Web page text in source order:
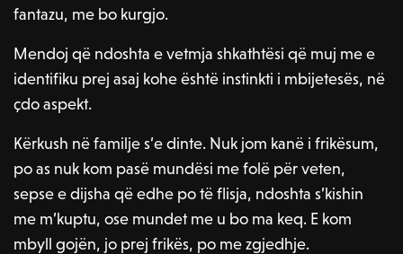
fantazu, me bo kurgjo.
Mendoj që ndoshta e vetmja shkathtësi që muj me e
identifiku prej asaj kohe është instinkti i mbijetesës, në
çdo aspekt.
Kërkush në familje s’e dinte. Nuk jom kanë i frikësum,
po as nuk kom pasë mundësi me folë për veten,
sepse e dijsha që edhe po të flisja, ndoshta s’kishin
me m’kuptu, ose mundet me u bo ma keq. E kom
mbyll gojën, jo prej frikës, po me zgjedhje.